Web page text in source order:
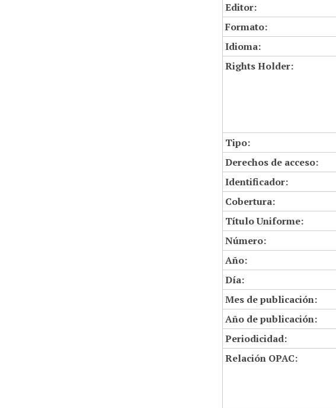
Editor:
Formato:
Idioma:
Rights Holder:
Tipo:
Derechos de acceso:
Identificador:
Cobertura:
Título Uniforme:
Número:
Año:
Día:
Mes de publicación:
Año de publicación:
Periodicidad:
Relación OPAC: